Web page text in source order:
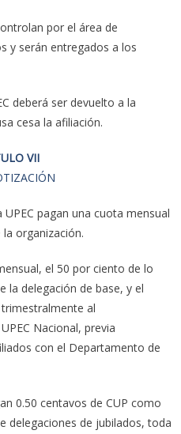
por el área de
y serán entregados a los
deberá ser devuelto a la
cesa la afiliación.
VII
pagan una cuota mensual
organización.
el 50 por ciento de lo
la delegación de base, y el
al
Nacional, previa
con el Departamento de
0.50 centavos de CUP como
delegaciones de jubilados, toda